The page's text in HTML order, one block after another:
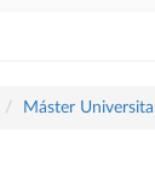
Máster